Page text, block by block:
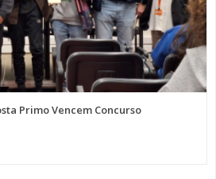
Primo Vencem Concurso